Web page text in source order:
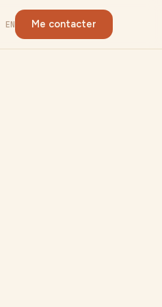
EN Me contacter